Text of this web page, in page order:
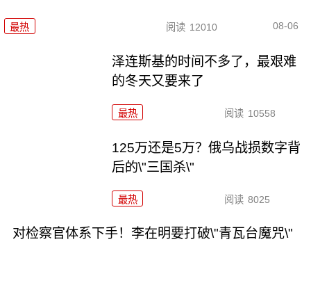
最热 阅读 12010 08-06
泽连斯基的时间不多了，最艰难
的冬天又要来了
最热 阅读 10558
125万还是5万？俄乌战损数字背
后的\"三国杀\"
最热 阅读 8025
对检察官体系下手！李在明要打破\"青瓦台魔咒\"